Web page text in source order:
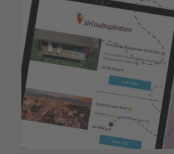
Travel Know How
Silvesterreisen
Last Minute Urlaub Mallorca
Last Minute Urlaub Deutschland